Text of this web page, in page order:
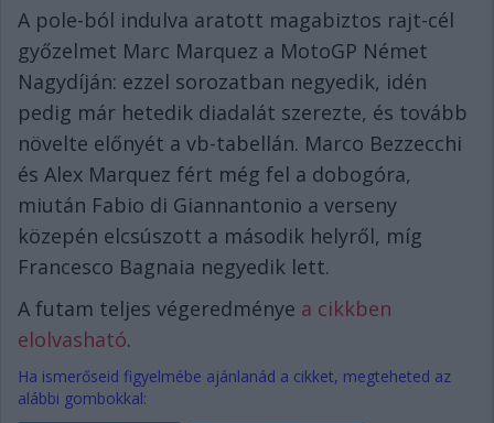
A pole-ból indulva aratott magabiztos rajt-cél
győzelmet Marc Marquez a MotoGP Német
Nagydíján: ezzel sorozatban negyedik, idén
pedig már hetedik diadalát szerezte, és tovább
növelte előnyét a vb-tabellán. Marco Bezzecchi
és Alex Marquez fért még fel a dobogóra,
miután Fabio di Giannantonio a verseny
közepén elcsúszott a második helyről, míg
Francesco Bagnaia negyedik lett.
A futam teljes végeredménye a cikkben
elolvasható.
Ha ismerőseid figyelmébe ajánlanád a cikket, megteheted az
alábbi gombokkal: